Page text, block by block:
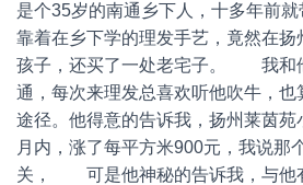
是个35岁的南通乡下人，十多年前就
靠着在乡下学的理发手艺，竟然在扬
孩子，还买了一处老宅子。 我和
通，每次来理发总喜欢听他吹牛，
途径。他得意的告诉我，扬州莱茵苑
月内，涨了每平方米900元，我说那
关， 可是他神秘的告诉我，与他